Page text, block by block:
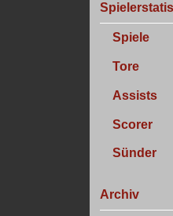
Spiele
Tore
Assists
Scorer
Sünder
Archiv